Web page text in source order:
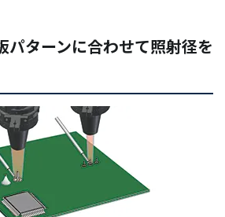
03-3588-0551
パターンに合わせて照射径を